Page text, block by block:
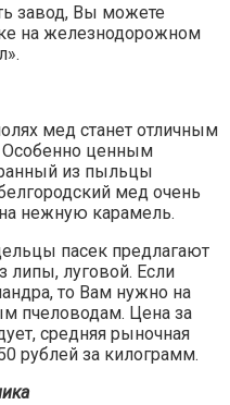
завод, Вы можете
на железнодорожном
мед станет отличным
Особенно ценным
из пыльцы
мед очень
нежную карамель.
пасек предлагают
липы, луговой. Если
то Вам нужно на
пчеловодам. Цена за
средняя рыночная
рублей за килограмм.